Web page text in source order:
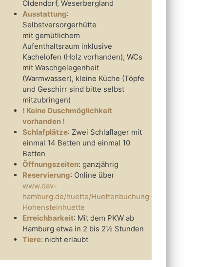
Oldendorf, Weserbergland
Ausstattung:
Selbstversorgerhütte
mit gemütlichem
Aufenthaltsraum inklusive
Kachelofen (Holz vorhanden), WCs
mit Waschgelegenheit
(Warmwasser), kleine Küche (Töpfe
und Geschirr sind bitte selbst
mitzubringen)
! Keine Duschmöglichkeit
vorhanden !
Schlafplätze: Zwei Schlaflager mit
einmal 14 Betten und einmal 10
Betten
Öffnungszeiten: ganzjährig
Reservierung: Online über
www.dav-
hamburg.de/huette/Huettenbuchung-
Hohensteinhuette
Erreichbarkeit: Mit dem PKW ab
Hamburg etwa in 2 bis 2½ Stunden
Tiere: nicht erlaubt